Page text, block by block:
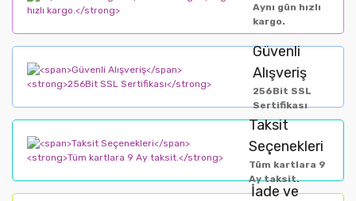
Aynı gün hızlı
kargo.
Güvenli
Alışveriş
256Bit SSL
Sertifikası
Taksit
Seçenekleri
Tüm kartlara 9
Ay taksit.
İade ve